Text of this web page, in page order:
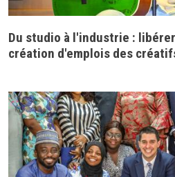
Du studio à l'industrie :
création d'emplois des